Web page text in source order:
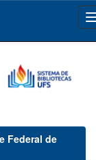
Federal de